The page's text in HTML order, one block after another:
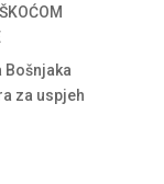
Bošnjaka
za uspjeh